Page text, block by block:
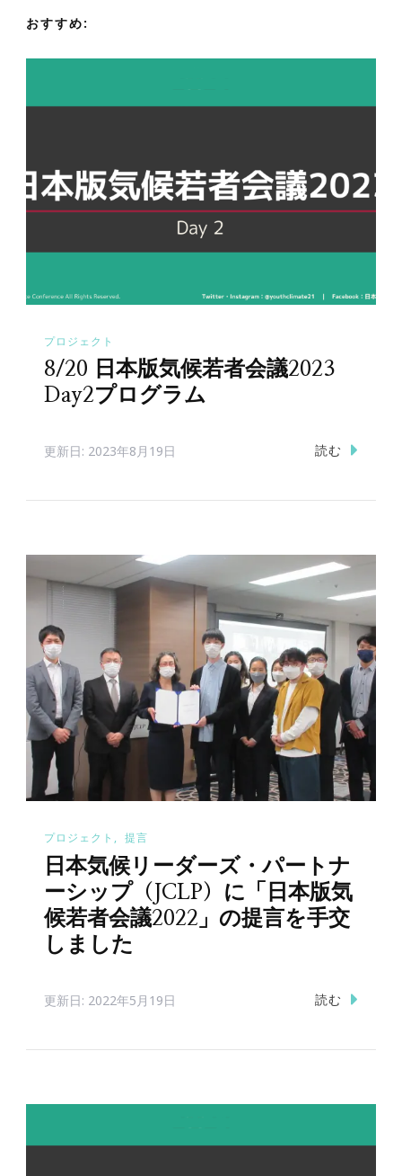
ョ
おすすめ:
プロジェクト
8/20 日本版気候若者会議2023
Day2プログラム
更新日: 2023年8月19日 読む
プロジェクト 提言
日本気候リーダーズ・パートナ
ーシップ（JCLP）に「日本版気
候若者会議2022」の提言を手交
しました
更新日: 2022年5月19日 読む